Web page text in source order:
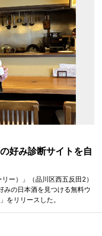
好み診断サイトを自
ー）」（品川区西五反田2）
みの日本酒を見つける無料ウ
をリリースした。